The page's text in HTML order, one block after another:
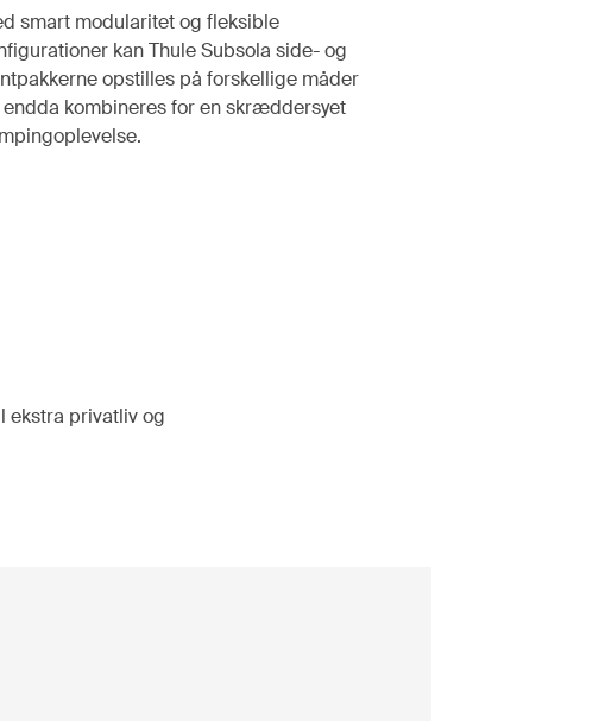
smart modularitet og fleksible
kan Thule Subsola side- og
opstilles på forskellige måder
endda kombineres for en skræddersyet
ekstra privatliv og